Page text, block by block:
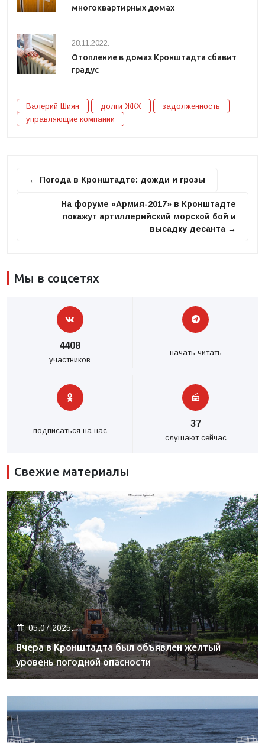
многоквартирных домах
28.11.2022.
Отопление в домах Кронштадта сбавит
градус
Валерий Шиян долги ЖКХ
задолженность
управляющие компании
← Погода в Кронштадте: дожди и грозы
На форуме «Армия-2017» в Кронштадте
покажут артиллерийский морской бой и
высадку десанта →
Мы в соцсетях
4408
участников
начать читать
подписаться на нас
37
слушают сейчас
Свежие материалы
05.07.2025.
Вчера в Кронштадта был объявлен желтый
уровень погодной опасности